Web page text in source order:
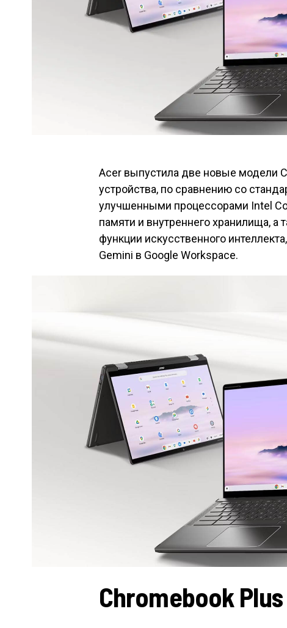
Acer выпустила две новые модели
устройства, по сравнению со
улучшенными процессорами Intel
памяти и внутреннего хранилища,
функции искусственного
Gemini в Google Workspace.
Chromebook Plus